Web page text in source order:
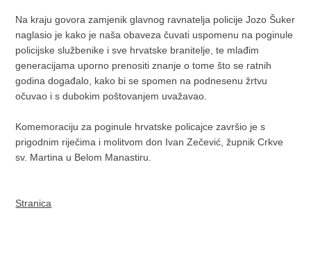
Na kraju govora zamjenik glavnog ravnatelja policije Jozo Šuker
naglasio je kako je naša obaveza čuvati uspomenu na poginule
policijske službenike i sve hrvatske branitelje, te mlađim
generacijama uporno prenositi znanje o tome što se ratnih
godina događalo, kako bi se spomen na podnesenu žrtvu
očuvao i s dubokim poštovanjem uvažavao.
Komemoraciju za poginule hrvatske policajce završio je s
prigodnim riječima i molitvom don Ivan Zečević, župnik Crkve
sv. Martina u Belom Manastiru.
Stranica